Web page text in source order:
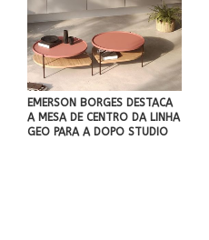
EMERSON BORGES DESTACA
A MESA DE CENTRO DA LINHA
GEO PARA A DOPO STUDIO